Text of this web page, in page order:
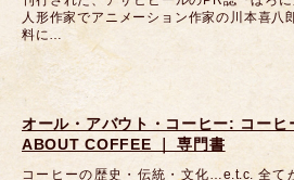
人形作家でアニメーション作家の川本喜
料に…
オール・アバウト・コーヒー: コー
ABOUT COFFEE ｜ 専門書
コーヒーの歴史・伝統・文化…e.t.c. 全て